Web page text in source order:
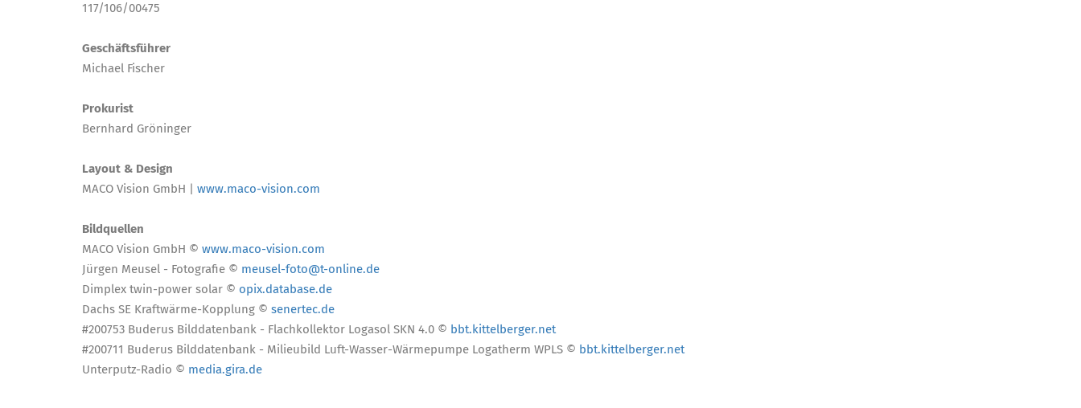
117/106/00475
Geschäftsführer
Michael Fischer
Prokurist
Bernhard Gröninger
Layout & Design
MACO Vision GmbH | www.maco-vision.com
Bildquellen
MACO Vision GmbH © www.maco-vision.com
Jürgen Meusel - Fotografie © meusel-foto@t-online.de
Dimplex twin-power solar © opix.database.de
Dachs SE Kraftwärme-Kopplung © senertec.de
#200753 Buderus Bilddatenbank - Flachkollektor Logasol SKN 4.0 © bbt.kittelberger.net
#200711 Buderus Bilddatenbank - Milieubild Luft-Wasser-Wärmepumpe Logatherm WPLS © bbt.kittelberger.net
Unterputz-Radio © media.gira.de